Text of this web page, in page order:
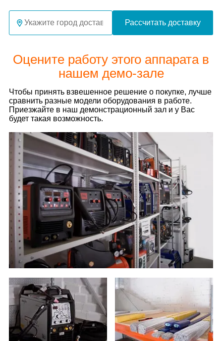
Рассчитать доставку
Оцените работу этого аппарата в
нашем демо-зале
Чтобы принять взвешенное решение о покупке, лучше
сравнить разные модели оборудования в работе.
Приезжайте в наш демонстрационный зал и у Вас
будет такая возможность.